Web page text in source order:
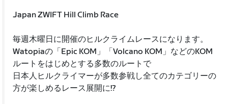
Japan ZWIFT Hill Climb Race
毎週木曜日に開催のヒルクライムレースになります。
Watopiaの「Epic KOM」「Volcano KOM」などのKOM
ルートをはじめとする多数のルートで
日本人ヒルクライマーが多数参戦し全てのカテゴリーの
方が楽しめるレース展開に!?